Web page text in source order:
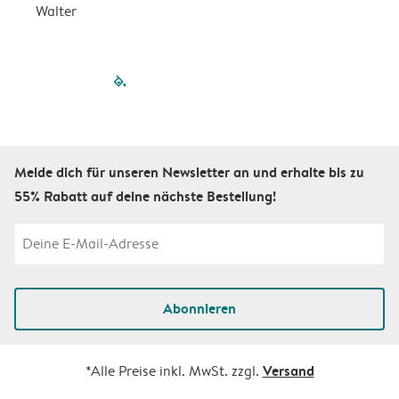
Walter
filled-pagination
Melde dich für unseren Newsletter an und erhalte bis zu
55% Rabatt auf deine nächste Bestellung!
Abonnieren
*Alle Preise inkl. MwSt. zzgl. Versand